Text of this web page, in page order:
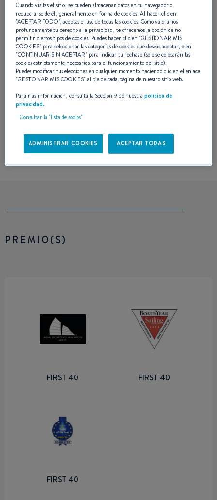
Un "must" en materia de navegación
deportiva.
PREMIO(S)
FIRST 40 FIRST 40
FIRST 40
Cuando visitas el sitio, se pueden almacenar datos en tu navegador o
recuperarse de él, generalmente en forma de cookies. Al hacer clic en
"ACEPTAR TODO", aceptas el uso de todas las cookies. Como valoramos
profundamente tu derecho a la privacidad, te ofrecemos la opción de no
permitir ciertos tipos de cookies. Puedes hacer clic en "GESTIONAR MIS
COOKIES" para seleccionar las categorías de cookies que deseas aceptar, o en
"CONTINUAR SIN ACEPTAR" para indicar tu rechazo (solo se colocarán las
cookies estrictamente necesarias para el funcionamiento del sitio).
Puedes modificar tus elecciones en cualquier momento haciendo clic en el enlace
"GESTIONAR MIS COOKIES" al pie de cada página de nuestro sitio web.
Para más información, consulta la Sección 9 de nuestrapolítica de
privacidad.
Consultar la "lista de socios"
ADMINISTRAR COOKIES ACEPTAR TODAS